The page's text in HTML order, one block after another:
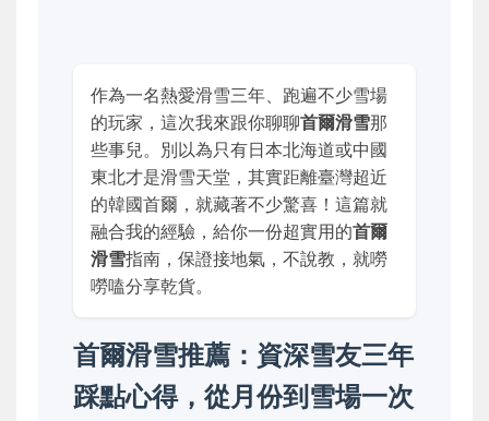
作為一名熱愛滑雪三年、跑遍不少雪場
的玩家，這次我來跟你聊聊首爾滑雪那
些事兒。別以為只有日本北海道或中國
東北才是滑雪天堂，其實距離臺灣超近
的韓國首爾，就藏著不少驚喜！這篇就
融合我的經驗，給你一份超實用的首爾
滑雪指南，保證接地氣，不說教，就嘮
嘮嗑分享乾貨。
首爾滑雪推薦：資深雪友三年
踩點心得，從月份到雪場一次